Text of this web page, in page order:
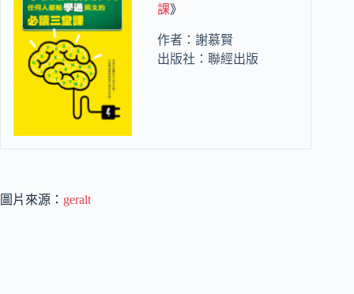
課》
作者：謝慕賢
出版社：聯經出版
圖片來源： geralt